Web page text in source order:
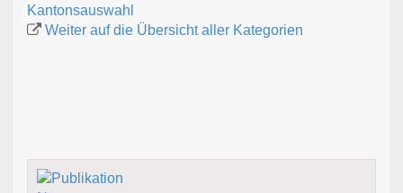
Kantonsauswahl
Weiter auf die Übersicht aller Kategorien